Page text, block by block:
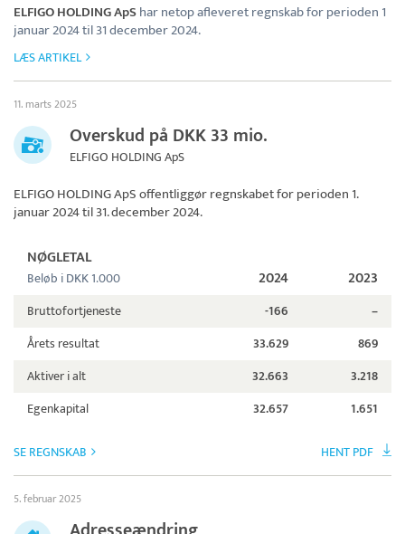
ELFIGO HOLDING ApShar netop afleveret regnskab for perioden 1
januar 2024 til 31 december 2024.
LÆS ARTIKEL
11. marts 2025
Overskud på DKK 33 mio.
ELFIGO HOLDING ApS
ELFIGO HOLDING ApSoffentliggør regnskabet for perioden 1.
januar 2024 til 31. december 2024.
NØGLETAL
Beløb i DKK 1.000 2024 2023
Bruttofortjeneste -166
–
Årets resultat
33.629
869
Aktiver i alt
32.663
3.218
Egenkapital
32.657 1.651
SE REGNSKAB HENT PDF
5. februar 2025